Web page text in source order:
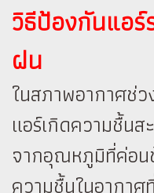
วิธีป้องกันแอ
ฝน
ในสภาพอากาศช่
แอร์เกิดความชื้นส
จากอุณหภูมิที่ค่อน
ความชื้นในอากา